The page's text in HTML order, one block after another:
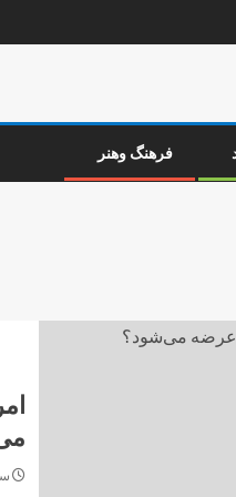
فرهنگ وهنر